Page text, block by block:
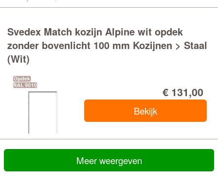
Svedex Match kozijn Alpine wit opdek
zonder bovenlicht 100 mm Kozijnen > Staal
(Wit)
€ 131,00
Bekijk
Meer weergeven